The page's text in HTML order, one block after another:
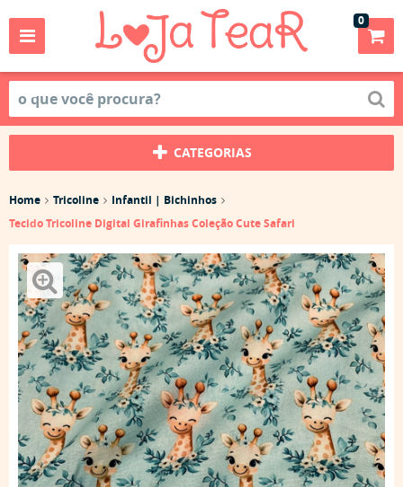
0
CATEGORIAS
Home Tricoline
Infantil | Bichinhos
Tecido Tricoline Digital Girafinhas Coleção Cute Safari